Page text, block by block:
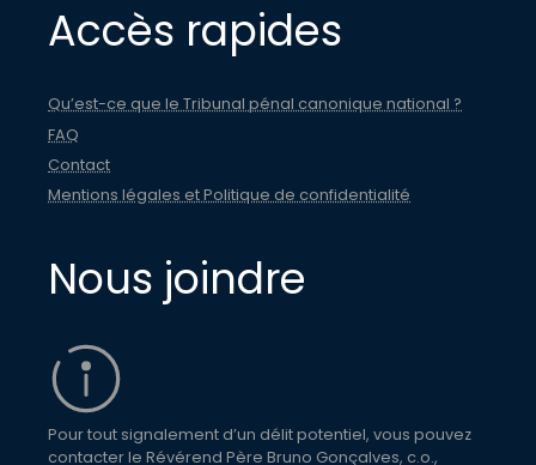
Accès rapides
Qu’est-ce que le Tribunal pénal canonique national ?
FAQ
Contact
Mentions légales et Politique de confidentialité
Nous joindre
Pour tout signalement d’un délit potentiel, vous pouvez
contacter le Révérend Père Bruno Gonçalves, c.o.,